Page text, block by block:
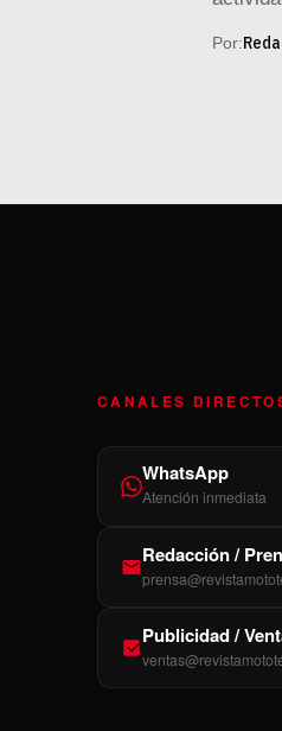
Por:
CANALES
WhatsApp
Atención inmediata
Redacción /
Publicidad /